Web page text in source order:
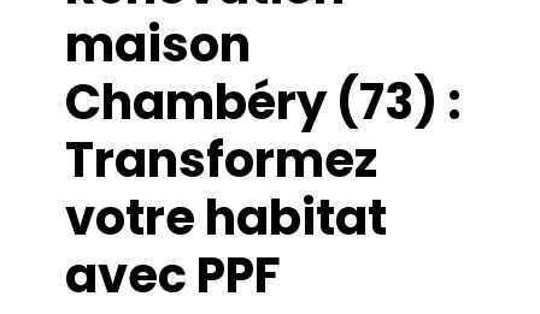
maison
Chambéry (73) :
Transformez
votre habitat
avec PPF